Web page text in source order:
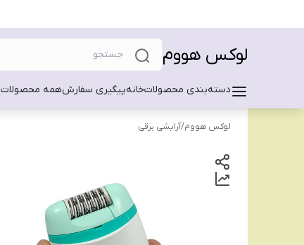
لوکس هووم
دسته‌بندی محصولاتخانهپیگیری سفارشهمه محصولات
لوکس هووم/آرایشی برقی